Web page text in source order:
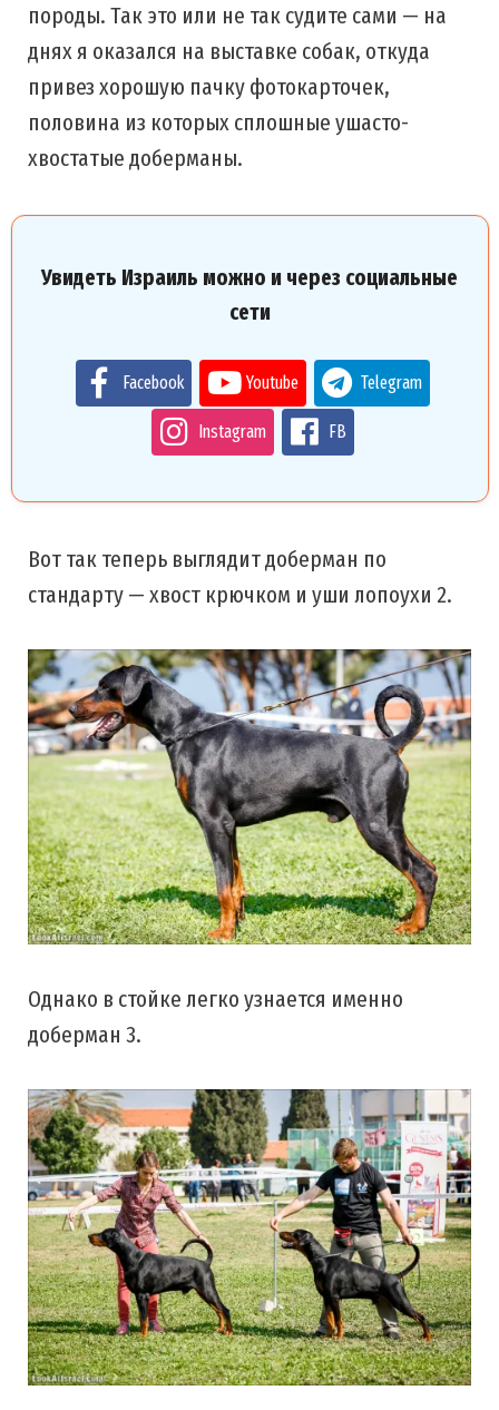
породы. Так это или не так судите сами — на
днях я оказался на выставке собак, откуда
привез хорошую пачку фотокарточек,
половина из которых сплошные ушасто-
хвостатые доберманы.
Увидеть Израиль можно и через социальные
сети
Facebook Youtube Telegram
Instagram FB
Вот так теперь выглядит доберман по
стандарту — хвост крючком и уши лопоухи 2.
Однако в стойке легко узнается именно
доберман 3.